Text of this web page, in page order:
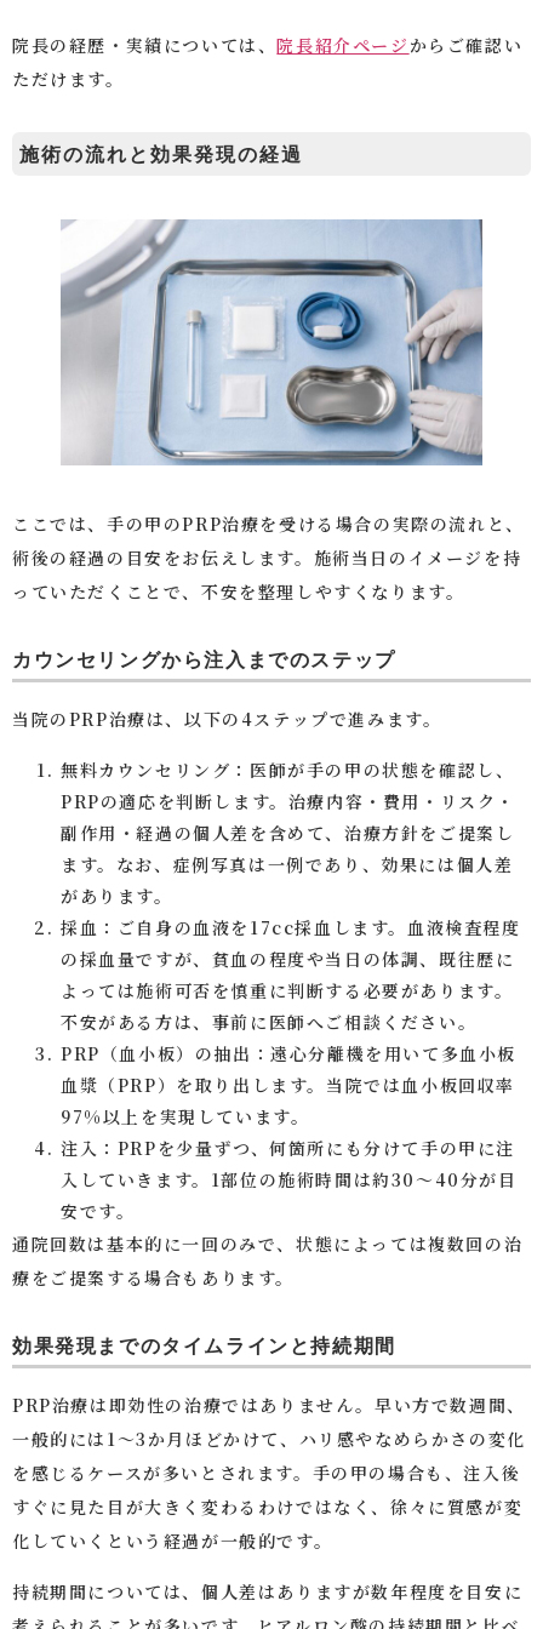
院長の経歴・実績については、院長紹介ページ からご確認い
ただけます。
施術の流れと効果発現の経過
ここでは、手の甲のPRP治療を受ける場合の実際の流れと、
術後の経過の目安をお伝えします。施術当日のイメージを持
っていただくことで、不安を整理しやすくなります。
カウンセリングから注入までのステップ
当院のPRP治療は、以下の4ステップで進みます。
無料カウンセリング：医師が手の甲の状態を確認し、
PRPの適応を判断します。治療内容・費用・リスク・
副作用・経過の個人差を含めて、治療方針をご提案し
ます。なお、症例写真は一例であり、効果には個人差
があります。
採血：ご自身の血液を17cc採血します。血液検査程度
の採血量ですが、貧血の程度や当日の体調、既往歴に
よっては施術可否を慎重に判断する必要があります。
不安がある方は、事前に医師へご相談ください。
PRP（血小板）の抽出：遠心分離機を用いて多血小板
血漿（PRP）を取り出します。当院では血小板回収率
97%以上を実現しています。
注入：PRPを少量ずつ、何箇所にも分けて手の甲に注
入していきます。1部位の施術時間は約30〜40分が目
安です。
通院回数は基本的に一回のみで、状態によっては複数回の治
療をご提案する場合もあります。
効果発現までのタイムラインと持続期間
PRP治療は即効性の治療ではありません。早い方で数週間、
一般的には1〜3か月ほどかけて、ハリ感やなめらかさの変化
を感じるケースが多いとされます。手の甲の場合も、注入後
すぐに見た目が大きく変わるわけではなく、徐々に質感が変
化していくという経過が一般的です。
持続期間については、個人差はありますが数年程度を目安に